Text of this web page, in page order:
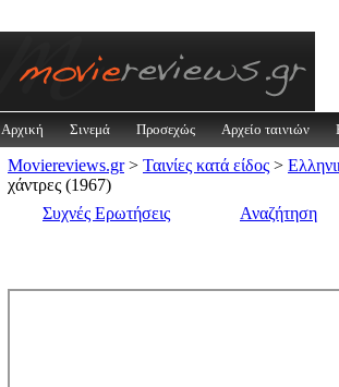
Αρχική Σινεμά Προσεχώς Αρχείο ταινιών
Moviereviews.gr > Ταινίες κατά είδος >
χάντρες (1967)
Συχνές Ερωτήσεις
Αναζήτηση